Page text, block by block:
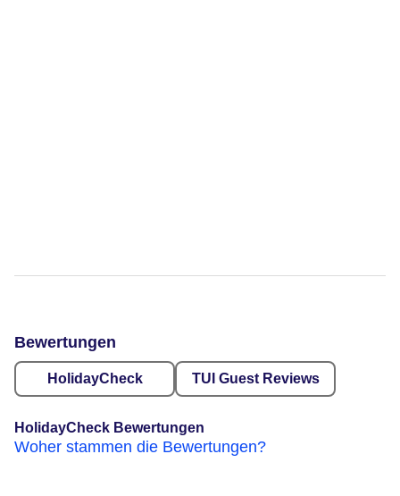
Bewertungen
HolidayCheck TUI Guest Reviews
HolidayCheck Bewertungen
Woher stammen die Bewertungen?